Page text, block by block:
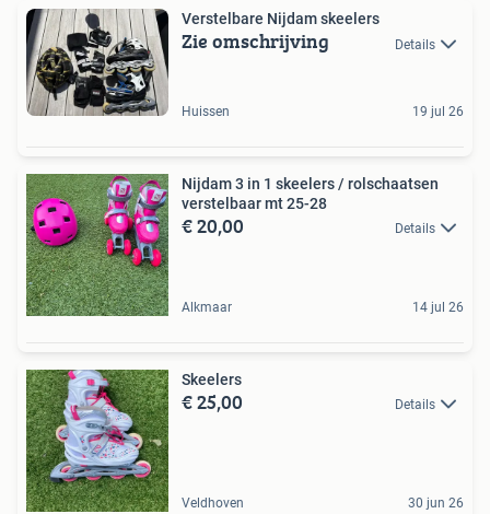
Verstelbare Nijdam skeelers
Zie omschrijving Details
Huissen 19 jul 26
Nijdam 3 in 1 skeelers / rolschaatsen
verstelbaar mt 25-28
€ 20,00 Details
Alkmaar 14 jul 26
Skeelers
€ 25,00 Details
Veldhoven 30 jun 26